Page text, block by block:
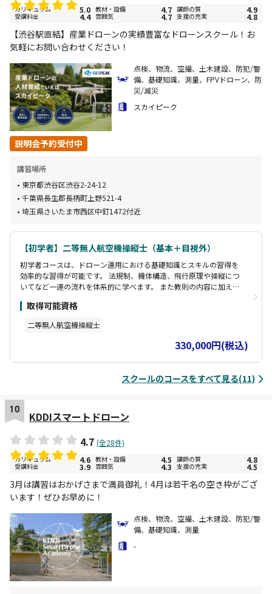
カリキュラム 5.0 教材・設備 4.7 講師の質 4.9
受講料金 4.4 雰囲気 4.7 支援の充実 4.8
【渋谷駅直結】産業ドローンの実績豊富なドローンスクール！お
気軽にお問い合わせください！
点検、物流、空撮、土木建設、防犯/警
備、基礎知識、測量、FPVドローン、防
災/減災
スカイピーク
説明会予約受付中
講習場所
東京都渋谷区渋谷2-24-12
千葉県長生郡長柄町上野521-4
埼玉県さいたま市西区中釘1472付近
【初学者】二等無人航空機操縦士（基本＋目視外）
初学者コースは、ドローン運用における基礎知識とスキルの習得を
効率的な習得が可能です。 法規制、機体構造、飛行原理や操縦につ
いてなど一連の流れを体系的に学べます。 また教則の内容に加え
含まれています。 国家資格取得の高い合格率だけでなく、実践的な
指導を重視しています。 スカイピーク自身が実務経験も豊富なた
め、資格取得後の業務サポートも含めたご相談や、 内製化を希望す
取得可能資格
二等無人航空機操縦士
330,000円(税込)
スクールのコースをすべて見る(11)
10
KDDIスマートドローン
4.7 (全28件)
カリキュラム 4.6 教材・設備 4.5 講師の質 4.8
受講料金 3.9 雰囲気 4.3 支援の充実 4.5
3月は講習はおかげさまで満員御礼！4月は若干名の空き枠がござ
います！ぜひお早めに！
点検、物流、空撮、土木建設、防犯/警
備、基礎知識、測量
-